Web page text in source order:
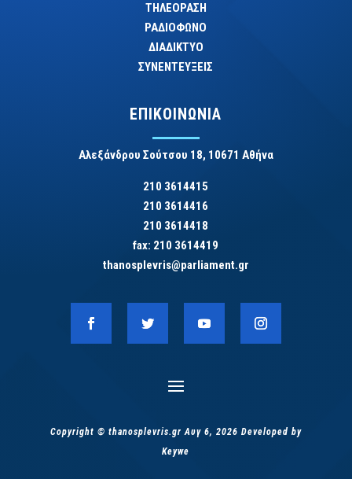
ΤΗΛΕΟΡΑΣΗ
ΡΑΔΙΟΦΩΝΟ
ΔΙΑΔΙΚΤΥΟ
ΣΥΝΕΝΤΕΥΞΕΙΣ
ΕΠΙΚΟΙΝΩΝΙΑ
Αλεξάνδρου Σούτσου 18, 10671 Αθήνα
210 3614415
210 3614416
210 3614418
fax: 210 3614419
thanosplevris@parliament.gr
Copyright © thanosplevris.gr Αυγ 6, 2026 Developed by
Keywe